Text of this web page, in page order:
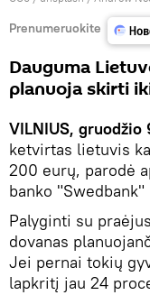
Prenumeruokite
Dauguma
planuoja skirti
VILNIUS,
ketvirtas lietuvis
200 eurų, parodė
banko
Palyginti su
dovanas
Jei pernai tokių
lapkritį jau 24